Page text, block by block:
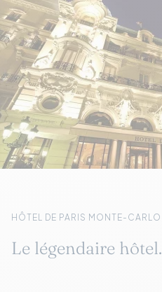
HÔTEL DE PARIS MONTE-CARLO
Le légendaire hôtel.